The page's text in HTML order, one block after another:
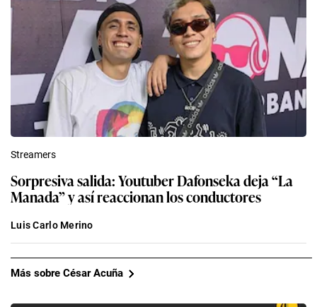
Streamers
Sorpresiva salida: Youtuber Dafonseka deja “La
Manada” y así reaccionan los conductores
Luis Carlo Merino
Más sobre César Acuña